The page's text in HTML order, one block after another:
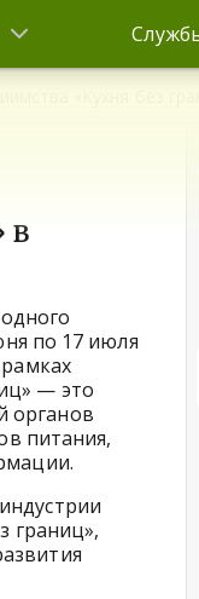
«Кухня без
в
по 17 июля
— это
органов
питания,
границ»,